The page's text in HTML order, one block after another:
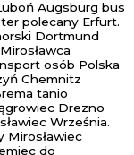
Augsburg bus
polecany Erfurt.
Dortmund
osób Polska
Chemnitz
tanio
Drezno
Września.
Mirosławiec
do